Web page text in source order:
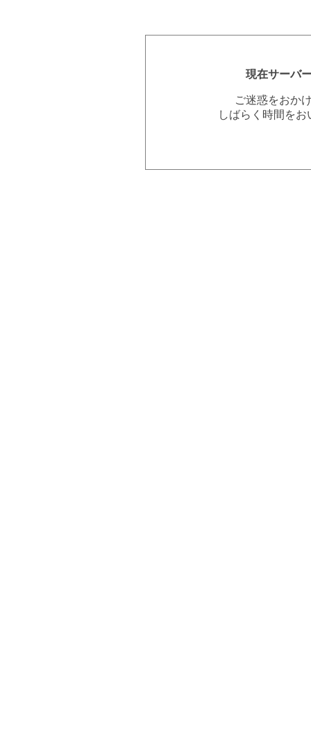
現在サーバ
ご迷惑をおか
しばらく時間を